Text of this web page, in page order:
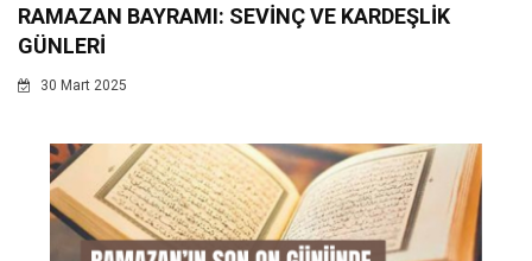
RAMAZAN BAYRAMI: SEVİNÇ VE KARDEŞLİK
GÜNLERİ
30 Mart 2025